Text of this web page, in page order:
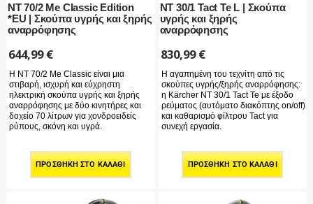
NT 70/2 Me Classic Edition
*EU | Σκούπα υγρής και ξηρής
αναρρόφησης
644,99€
Η NT 70/2 Me Classic είναι μια
στιβαρή, ισχυρή και εύχρηστη
ηλεκτρική σκούπα υγρής και ξηρής
αναρρόφησης με δύο κινητήρες και
δοχείο 70 λίτρων για χονδροειδείς
ρύπους, σκόνη και υγρά.
ΠΡΟΣΘΉΚΗ ΣΤΟ ΚΑΛΆΘΙ
NT 30/1 Tact Te L | Σκούπα
υγρής και ξηρής
αναρρόφησης
830,99€
Η αγαπημένη του τεχνίτη από τις
σκούπες υγρής/ξηρής αναρρόφησης:
η Kärcher NT 30/1 Tact Te με έξοδο
ρεύματος (αυτόματο διακόπτης on/off)
και καθαρισμό φίλτρου Tact για
συνεχή εργασία.
ΠΡΟΣΘΉΚΗ ΣΤΟ ΚΑΛΆΘΙ